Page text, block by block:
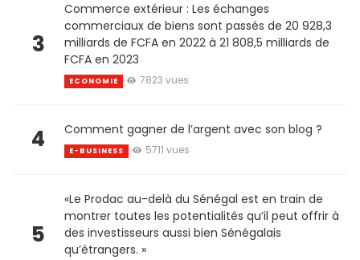
3
Commerce extérieur : Les échanges
commerciaux de biens sont passés de 20 928,3
milliards de FCFA en 2022 à 21 808,5 milliards de
FCFA en 2023
ECONOMIE 7823 vues
4 Comment gagner de l’argent avec son blog ?
E-BUSINESS 5711 vues
5
«Le Prodac au-delà du Sénégal est en train de
montrer toutes les potentialités qu’il peut offrir à
des investisseurs aussi bien Sénégalais
qu’étrangers. »